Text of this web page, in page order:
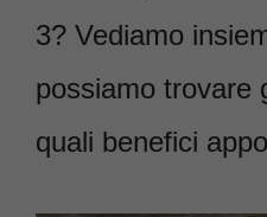
3? Vediamo
possiamo trovare
quali benefici